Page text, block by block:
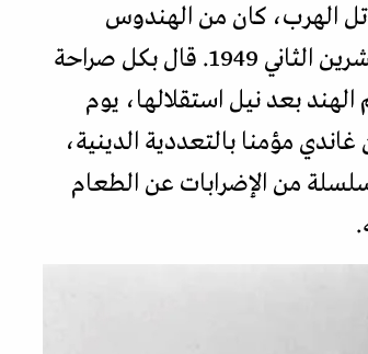
عمر ناهز 78 عاما. لم يحاول القاتل الهرب، كان من الهندوس
المتعصبين، وقد أُلقي القبض عليه، وجرت محاكمته قبل إعدامه شنقا في نوفمبر/تشرين الثاني 1949. قال بكل صراحة
بعد نيل استقلالها، يوم
مؤمنا بالتعددية الدينية،
سلسلة من الإضرابات عن الطعام